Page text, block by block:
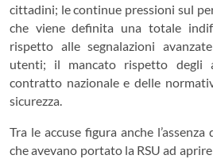
cittadini; le continue pressioni sul
che viene definita una totale
rispetto alle segnalazioni
utenti; il mancato rispetto degli
contratto nazionale e delle
sicurezza.
Tra le accuse figura anche
che avevano portato la RSU ad